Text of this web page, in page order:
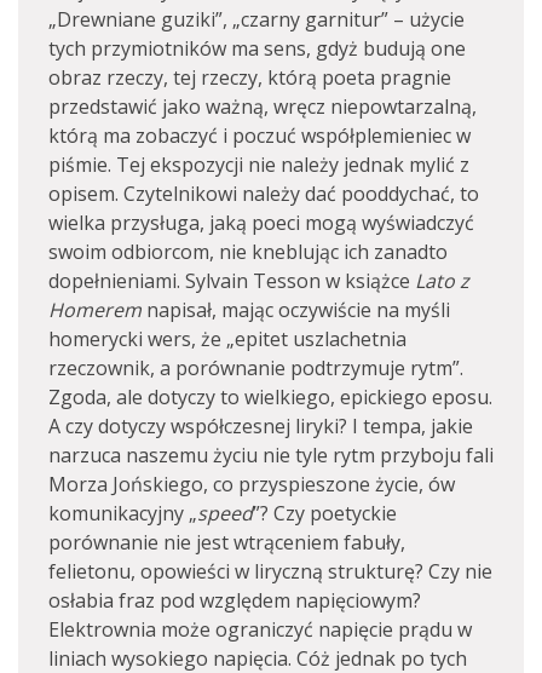
„Drewniane guziki”, „czarny garnitur” – użycie
tych przymiotników ma sens, gdyż budują one
obraz rzeczy, tej rzeczy, którą poeta pragnie
przedstawić jako ważną, wręcz niepowtarzalną,
którą ma zobaczyć i poczuć współplemieniec w
piśmie. Tej ekspozycji nie należy jednak mylić z
opisem. Czytelnikowi należy dać pooddychać, to
wielka przysługa, jaką poeci mogą wyświadczyć
swoim odbiorcom, nie kneblując ich zanadto
dopełnieniami. Sylvain Tesson w książce Lato z
Homerem napisał, mając oczywiście na myśli
homerycki wers, że „epitet uszlachetnia
rzeczownik, a porównanie podtrzymuje rytm”.
Zgoda, ale dotyczy to wielkiego, epickiego eposu.
A czy dotyczy współczesnej liryki? I tempa, jakie
narzuca naszemu życiu nie tyle rytm przyboju fali
Morza Jońskiego, co przyspieszone życie, ów
komunikacyjny „speed”? Czy poetyckie
porównanie nie jest wtrąceniem fabuły,
felietonu, opowieści w liryczną strukturę? Czy nie
osłabia fraz pod względem napięciowym?
Elektrownia może ograniczyć napięcie prądu w
liniach wysokiego napięcia. Cóż jednak po tych